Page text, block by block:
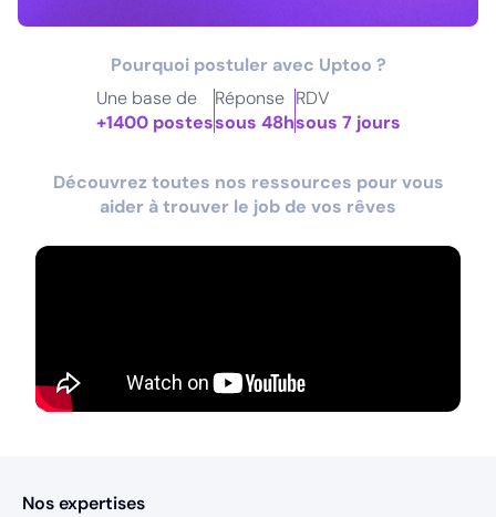
Pourquoi postuler avec Uptoo ?
Une base de
+1400 postes
Réponse
sous 48h
RDV
sous 7 jours
Découvrez toutes nos ressources pour vous
aider à trouver le job de vos rêves
Nos expertises